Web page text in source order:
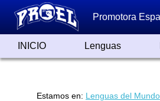
Promotora
INICIO Lenguas
Estamos en: Lenguas del Mundo